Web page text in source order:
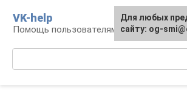
контенту
VK-help
Помощь пользователям соцсети
Для любых
сайту: og-